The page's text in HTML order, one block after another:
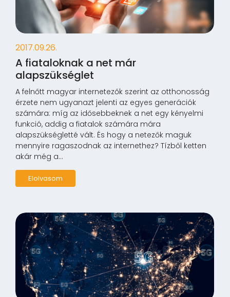
2017.09.26.
A fiataloknak a net már
alapszükséglet
A felnőtt magyar internetezők szerint az otthonosság
érzete nem ugyanazt jelenti az egyes generációk
számára: míg az idősebbeknek a net egy kényelmi
funkció, addig a fiatalok számára mára
alapszükségletté vált. És hogy a netezők maguk
mennyire ragaszodnak az internethez? Tízből ketten
akár még a...
Elolvasom